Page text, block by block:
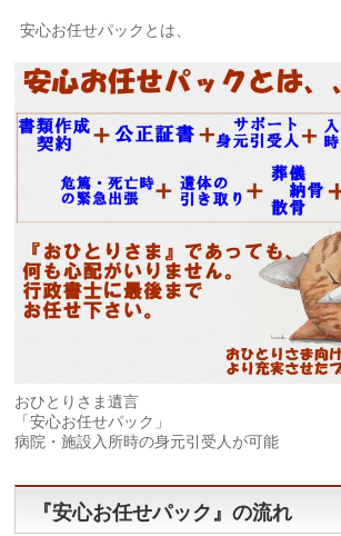
安心お任せパックとは、
おひとりさま遺言
「安心お任せパック」
病院・施設入所時の身元引受人が可能
『安心お任せパック』の流れ